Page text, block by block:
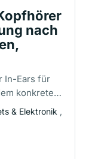
nach
In-Ears für
konkreten
…
& Elektronik ,